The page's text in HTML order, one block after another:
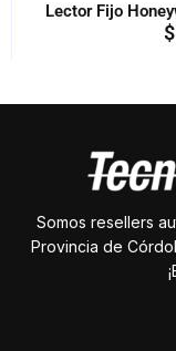
Lector Fijo
$
Somos resellers
Provincia de